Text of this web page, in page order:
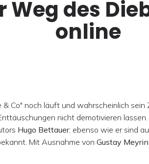
Weg des
online
Co" noch läuft und wahrscheinlich sein
nicht demotivieren
Hugo Bettauer; ebenso wie er sind
Mit Ausnahme von Gustay